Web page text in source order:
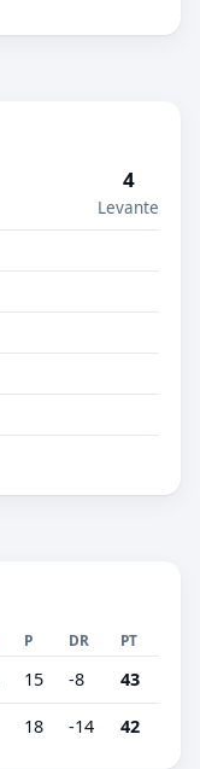
4
Levante
P DR PT
15 -8 43
18 -14 42